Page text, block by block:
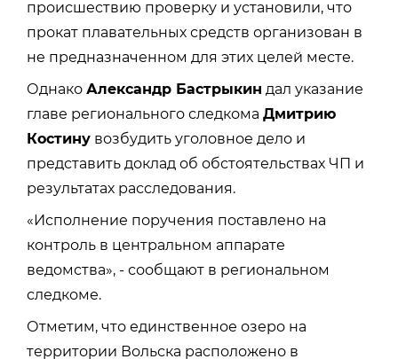
происшествию проверку и установили, что
прокат плавательных средств организован в
не предназначенном для этих целей месте.
Однако Александр Бастрыкин дал указание
главе регионального следкома Дмитрию
Костину возбудить уголовное дело и
представить доклад об обстоятельствах ЧП и
результатах расследования.
«Исполнение поручения поставлено на
контроль в центральном аппарате
ведомства», - сообщают в региональном
следкоме.
Отметим, что единственное озеро на
территории Вольска расположено в